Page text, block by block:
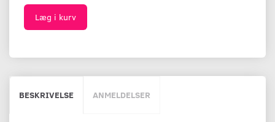
Læg i kurv
BESKRIVELSE ANMELDELSER